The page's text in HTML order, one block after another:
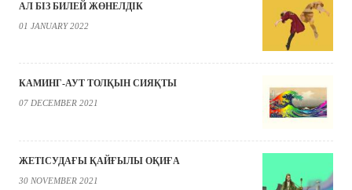
АЛ БІЗ БИЛЕЙ ЖӨНЕЛДІК
01 JANUARY 2022
КАМИНГ-АУТ ТОЛҚЫН СИЯҚТЫ
07 DECEMBER 2021
ЖЕТІСУДАҒЫ ҚАЙҒЫЛЫ ОҚИҒА
30 NOVEMBER 2021